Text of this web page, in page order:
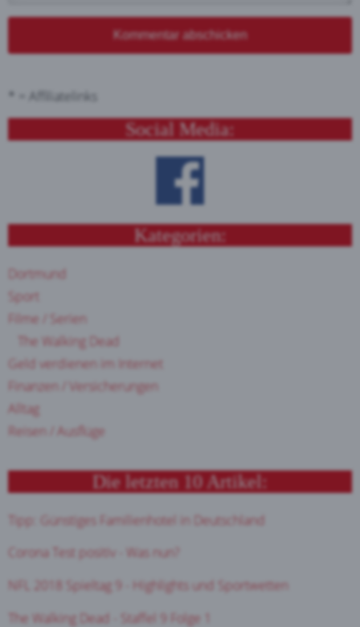
Kommentar abschicken
* = Affiliatelinks
Social Media:
Kategorien:
Dortmund
Sport
Filme / Serien
The Walking Dead
Geld verdienen im Internet
Finanzen / Versicherungen
Alltag
Reisen / Ausflüge
Die letzten 10 Artikel:
Tipp: Günstiges Familienhotel in Deutschland
Corona Test positiv - Was nun?
NFL 2018 Spieltag 9 - Highlights und Sportwetten
The Walking Dead - Staffel 9 Folge 1